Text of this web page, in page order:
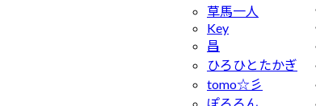
草馬一人
Key
昌
ひろひとたかぎ
tomo☆彡